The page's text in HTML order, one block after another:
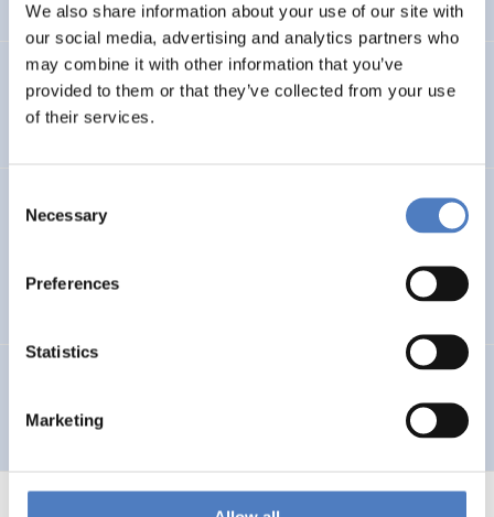
We also share information about your use of our site with
our social media, advertising and analytics partners who
may combine it with other information that you’ve
provided to them or that they’ve collected from your use
of their services.
Selection
Necessary
Preferences
Statistics
Marketing
Innovative Technik- und Strukturentwicklungen in der
Weiterbildung durch Telematikanwendungen – I.T.S.I.T.
GV 95
Ausstellung im Rathaus